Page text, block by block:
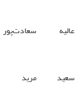
عالیه سعادت‌پور
سعید
مرید